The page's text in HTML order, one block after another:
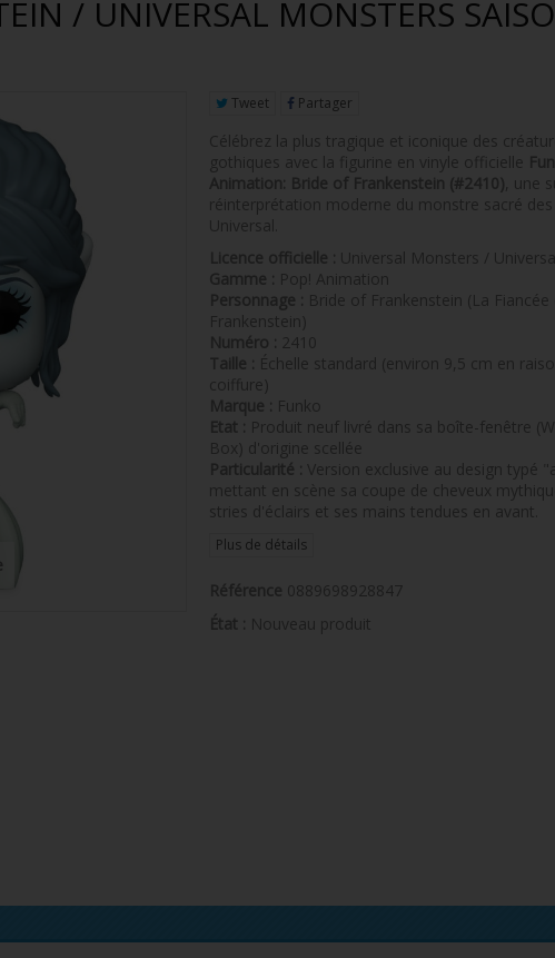
/ UNIVERSAL MONSTERS
Tweet Partager
Célébrez la plus tragique et iconique des
gothiques avec la figurine en vinyle officielle
Animation: Bride of Frankenstein (#2410) , une
réinterprétation moderne du monstre sacré des
Universal.
Licence officielle : Universal Monsters /
Gamme : Pop! Animation
Personnage : Bride of Frankenstein (La Fiancée
Frankenstein)
Numéro : 2410
Taille : Échelle standard (environ 9,5 cm en
coiffure)
Marque : Funko
Etat : Produit neuf livré dans sa boîte-fenêtre
Box) d'origine scellée
Particularité : Version exclusive au design typé
mettant en scène sa coupe de cheveux
stries d'éclairs et ses mains tendues en avant.
Plus de détails
Référence 0889698928847
État : Nouveau produit